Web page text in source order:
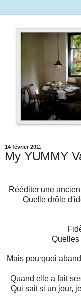
14 février 2011
My YUMMY
Rééditer une
Quelle drôle
Quelles
Mais pourquoi
Quand elle a fait
Qui sait si un jour,